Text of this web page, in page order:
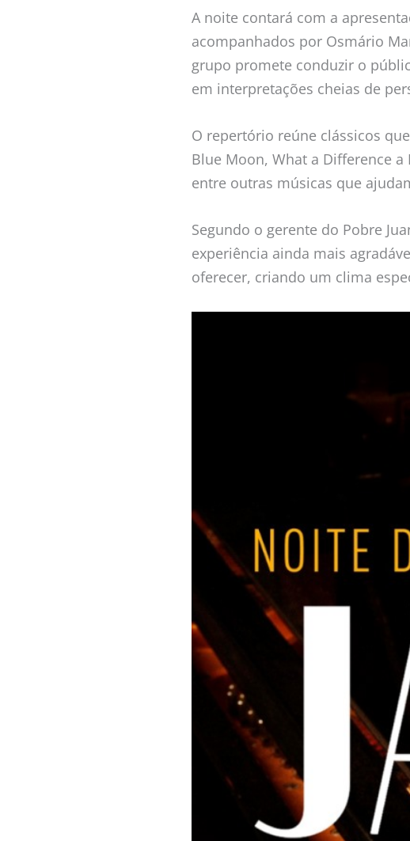
A noite contará com a
acompanhados por Osmário
grupo promete conduzir o
em interpretações cheias de
O repertório reúne clássicos
Blue Moon, What a Difference a
entre outras músicas que
Segundo o gerente do Pobre
experiência ainda mais
oferecer, criando um clima